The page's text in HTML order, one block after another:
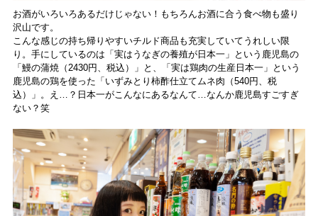
お酒がいろいろあるだけじゃない！もちろんお酒に合う食べ物も盛り
沢山です。
こんな感じの持ち帰りやすいチルド商品も充実していてうれしい限
り。手にしているのは「実はうなぎの養殖が日本一」という鹿児島の
「鰻の蒲焼（2430円、税込）」と、「実は鶏肉の生産日本一」という
鹿児島の鶏を使った「いずみとり柿酢仕立てムネ肉（540円、税
込）」。え…？日本一がこんなにあるなんて…なんか鹿児島すごすぎ
ない？笑